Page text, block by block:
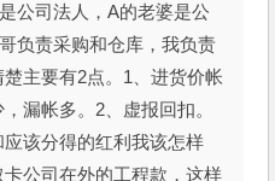
公司法人，A的老婆是公
负责采购和仓库，我负责
主要有2点。1、进货价帐
漏帐多。2、虚报回扣。
该分得的红利我该怎样
公司在外的工程款，这样